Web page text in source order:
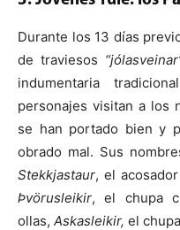
Durante los 13 días
de traviesos
indumentaria
personajes visitan a los
se han portado bien y
obrado mal. Sus
Stekkjastaur, el
Þvörusleikir, el chupa
ollas, Askasleikir, el